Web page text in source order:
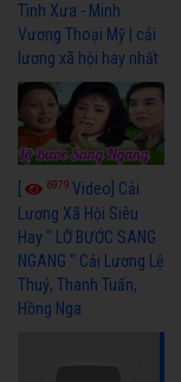
Tình Xưa - Minh
Vương Thoại Mỹ | cải
lương xã hội hay nhất
6979 Video] Cải
Lương Xã Hội Siêu
Hay " LỠ BƯỚC SANG
NGANG " Cải Lương Lệ
Thuỷ, Thanh Tuấn,
Hồng Nga